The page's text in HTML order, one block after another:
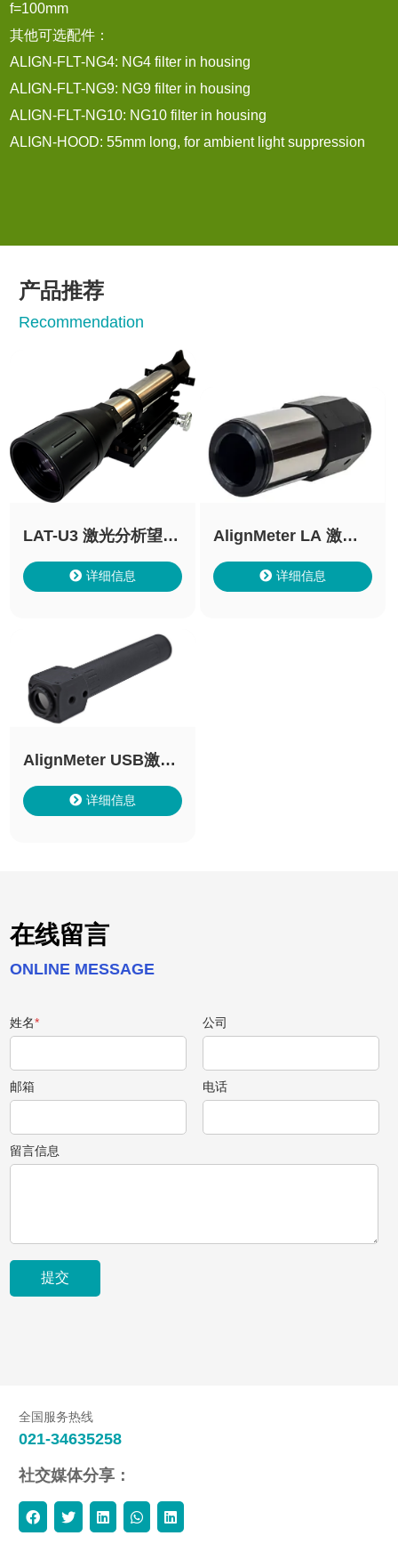
f=100mm
其他可选配件：
ALIGN-FLT-NG4: NG4 filter in housing
ALIGN-FLT-NG9: NG9 filter in housing
ALIGN-FLT-NG10: NG10 filter in housing
ALIGN-HOOD: 55mm long, for ambient light suppression
产品推荐
Recommendation
LAT-U3 激光分析望远
镜
详细信息
AlignMeter LA 激光
准直仪
详细信息
AlignMeter USB激光
准直仪
详细信息
在线留言
ONLINE MESSAGE
姓名* 公司
邮箱 电话
留言信息
全国服务热线
021-34635258
社交媒体分享：